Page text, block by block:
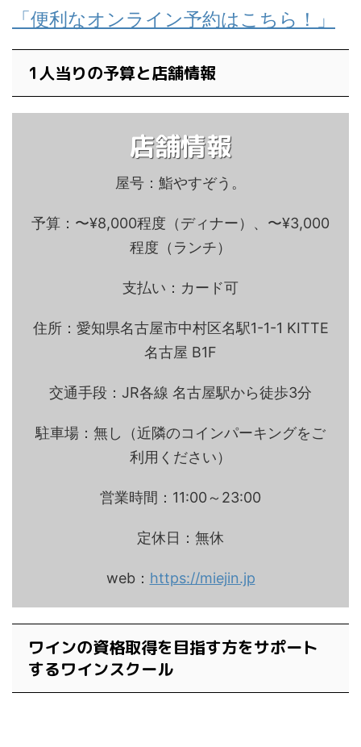
「便利なオンライン予約はこちら！」
1人当りの予算と店舗情報
店舗情報
屋号：鮨やすぞう。
予算：〜¥8,000程度（ディナー）、〜¥3,000
程度（ランチ）
支払い：カード可
住所：愛知県名古屋市中村区名駅1-1-1 KITTE
名古屋 B1F
交通手段：JR各線 名古屋駅から徒歩3分
駐車場：無し（近隣のコインパーキングをご
利用ください）
営業時間：11:00～23:00
定休日：無休
web： https://miejin.jp
ワインの資格取得を目指す方をサポート
するワインスクール